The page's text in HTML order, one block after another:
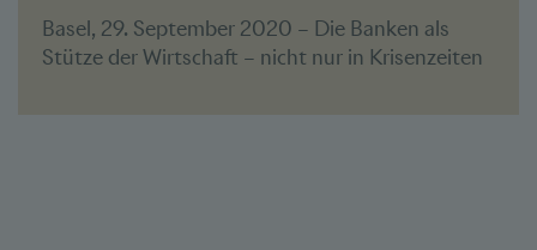
Basel, 29. September 2020 – Die Banken als
Stütze der Wirtschaft – nicht nur in Krisenzeiten